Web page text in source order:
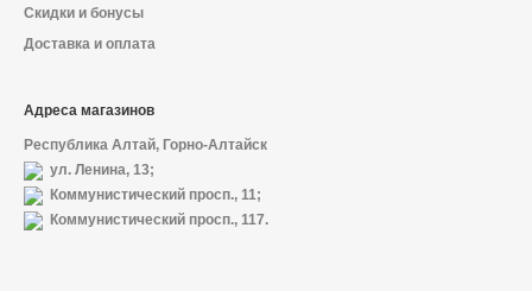
Скидки и бонусы
Доставка и оплата
Адреса магазинов
Республика Алтай, Горно-Алтайск
ул. Ленина, 13;
Коммунистический просп., 11;
Коммунистический просп., 117.